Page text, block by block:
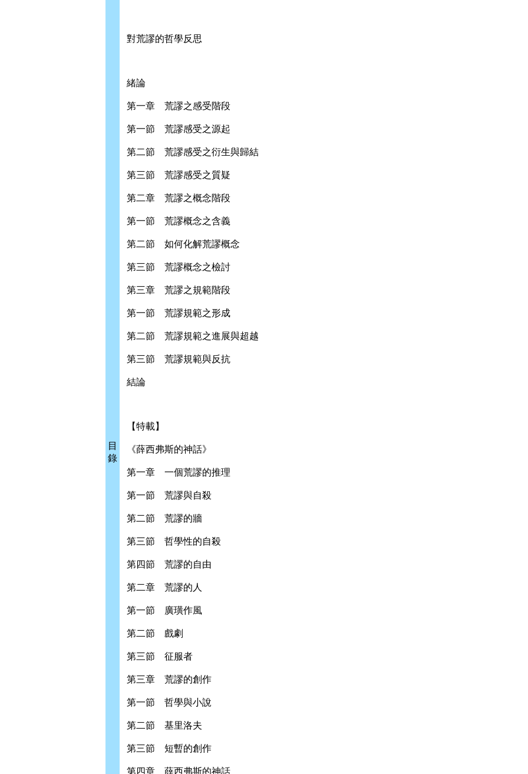
目
錄
對荒謬的哲學反思
緒論
第一章 荒謬之感受階段
第一節 荒謬感受之源起
第二節 荒謬感受之衍生與歸結
第三節 荒謬感受之質疑
第二章 荒謬之概念階段
第一節 荒謬概念之含義
第二節 如何化解荒謬概念
第三節 荒謬概念之檢討
第三章 荒謬之規範階段
第一節 荒謬規範之形成
第二節 荒謬規範之進展與超越
第三節 荒謬規範與反抗
結論
【特載】
《薛西弗斯的神話》
第一章 一個荒謬的推理
第一節 荒謬與自殺
第二節 荒謬的牆
第三節 哲學性的自殺
第四節 荒謬的自由
第二章 荒謬的人
第一節 廣璜作風
第二節 戲劇
第三節 征服者
第三章 荒謬的創作
第一節 哲學與小說
第二節 基里洛夫
第三節 短暫的創作
第四章 薛西弗斯的神話